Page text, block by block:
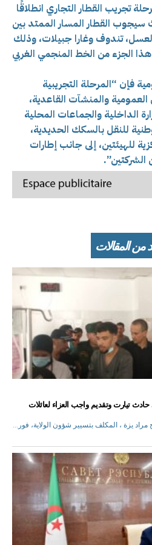
تجريب القطار التجاري انطلاقًا
القطار المسار الممتد بين
تندوف وغارا جبيلات، وذلك
الجزء من الخط المنجمي الغربي
فإن “المرحلة التجريبية
والمنشآت القاعدية،
الداخلية والجماعات المحلية
للنقل بالسكك الحديدية،
للهيئتين، إلى جانب إطارات
من المقالات
تيارت وتقديم واجب العزاء لعائلات